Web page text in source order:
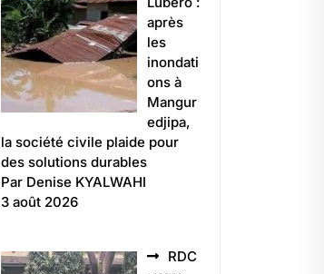
après
les
inondati
ons à
Mangur
edjipa,
la société civile plaide pour
des solutions durables
Par Denise KYALWAHI
3 août 2026
RDC